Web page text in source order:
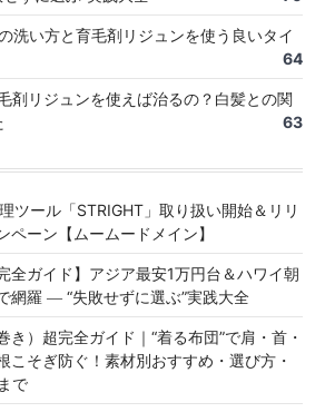
洗い方と育毛剤リジュンを使う良いタイ
64
剤リジュンを使えば治るの？白髪との関
63
ツール「STRIGHT」取り扱い開始＆リリ
ペーン【ムームードメイン】
全ガイド】アジア最安1万円台＆ハワイ朝
網羅 ― “失敗せずに選ぶ”実践大全
き）超完全ガイド｜“着る布団”で肩・首・
こそぎ防ぐ！素材別おすすめ・選び方・
で